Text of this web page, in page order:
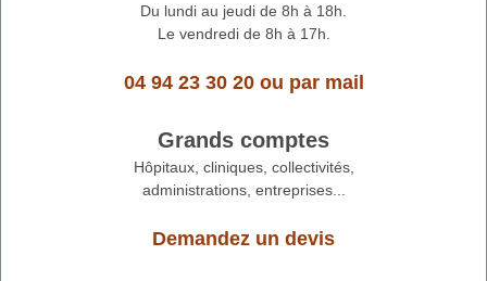
Du lundi au jeudi de 8h à 18h.
Le vendredi de 8h à 17h.
04 94 23 30 20ou par mail
Grands comptes
Hôpitaux, cliniques, collectivités,
administrations, entreprises...
Demandez un devis